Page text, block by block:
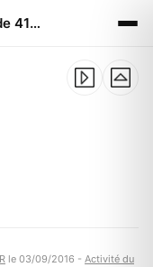
le 03/09/2016 - Activité du